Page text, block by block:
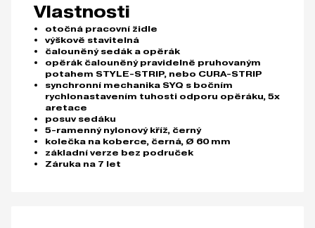
Vlastnosti
otočná pracovní židle
výškově stavitelná
čalouněný sedák a opěrák
opěrák čalouněný pravidelně pruhovaným
potahem STYLE-STRIP, nebo CURA-STRIP
synchronní mechanika SYQ s bočním
rychlonastavením tuhosti odporu opěráku, 5x
aretace
posuv sedáku
5-ramenný nylonový kříž, černý
kolečka na koberce, černá, Ø 60 mm
základní verze bez područek
Záruka na 7 let